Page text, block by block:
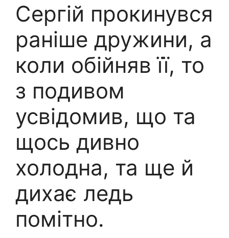
Сергій прокинувся
раніше дружини, а
коли обійняв її, то
з подивом
усвідомив, що та
щось дивно
холодна, та ще й
дихає ледь
помітно.